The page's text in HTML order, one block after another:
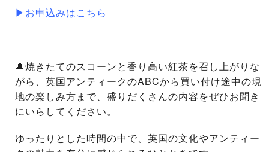
▶お申込みはこちら
🎩焼きたてのスコーンと香り高い紅茶を召し上がりな
がら、英国アンティークのABCから買い付け途中の現
地の楽しみ方まで、盛りだくさんの内容をぜひお聞き
にいらしてください。
ゆったりとした時間の中で、英国の文化やアンティー